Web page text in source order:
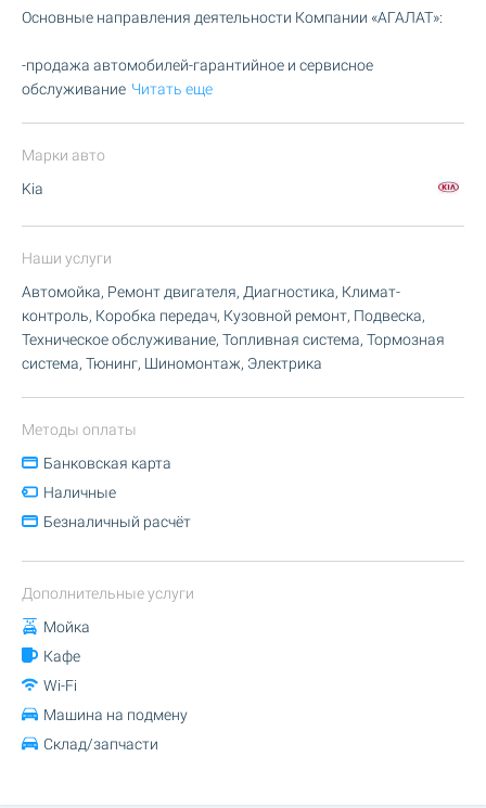
Основные направления деятельности Компании «АГАЛАТ»:
-продажа автомобилей-гарантийное и сервисное
обслуживание Читать еще
Марки авто
Kia
Наши услуги
Автомойка, Ремонт двигателя, Диагностика, Климат-
контроль, Коробка передач, Кузовной ремонт, Подвеска,
Техническое обслуживание, Топливная система, Тормозная
система, Тюнинг, Шиномонтаж, Электрика
Методы оплаты
Банковская карта
Наличные
Безналичный расчёт
Дополнительные услуги
Мойка
Кафе
Wi-Fi
Машина на подмену
Склад/запчасти